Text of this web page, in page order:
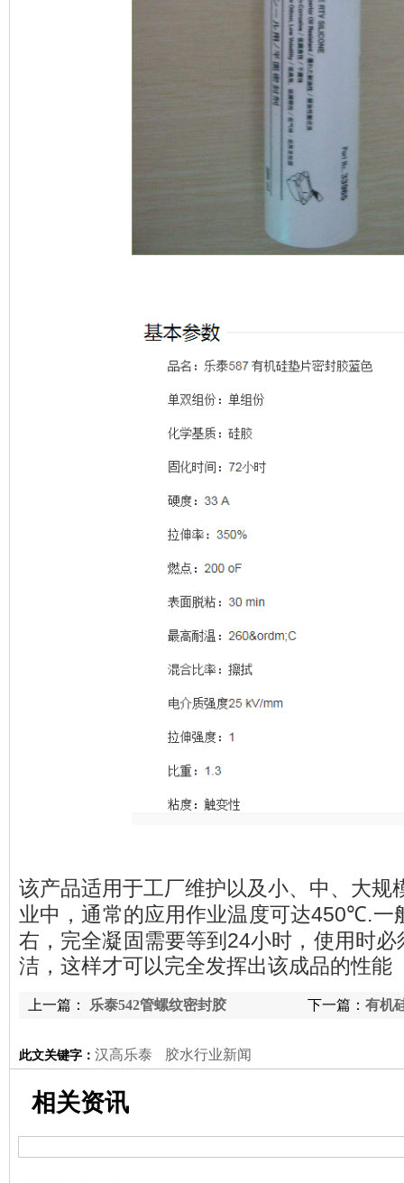
该产品适用于工厂维护以及小、中、大规
业中，通常的应用作业温度可达450℃.一
右，完全凝固需要等到24小时，使用时
洁，这样才可以完全发挥出该成品的性能
下一篇： 有机
上一篇： 乐泰542管螺纹密封胶
此文关键字： 汉高乐泰 胶水行业新闻
相关资讯